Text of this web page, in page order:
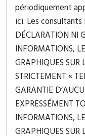
périodiquement
ici. Les consultants
DÉCLARATION NI
INFORMATIONS,
GRAPHIQUES SUR
STRICTEMENT «
GARANTIE
EXPRESSÉMENT
INFORMATIONS,
GRAPHIQUES SUR